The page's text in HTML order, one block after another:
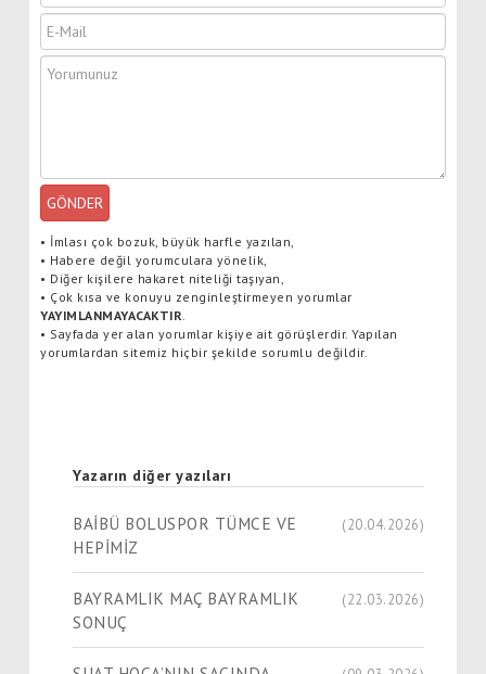
GÖNDER
• İmlası çok bozuk, büyük harfle yazılan,
• Habere değil yorumculara yönelik,
• Diğer kişilere hakaret niteliği taşıyan,
• Çok kısa ve konuyu zenginleştirmeyen yorumlar
YAYIMLANMAYACAKTIR
• Sayfada yer alan yorumlar kişiye ait görüşlerdir. Yapılan
yorumlardan sitemiz hiçbir şekilde sorumlu değildir.
Yazarın diğer yazıları
BAİBÜ BOLUSPOR TÜMCE VE
HEPİMİZ
(20.04.2026)
BAYRAMLIK MAÇ BAYRAMLIK
SONUÇ
(22.03.2026)